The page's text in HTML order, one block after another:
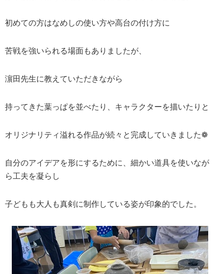
初めての方はなめしの使い方や高台の付け方に
苦戦を強いられる場面もありましたが、
濵田先生に教えていただきながら
持ってきた葉っぱを並べたり、キャラクターを描いたりと
オリジナリティ溢れる作品が続々と完成していきました❁
自分のアイデアを形にするために、細かい道具を使いなが
ら工夫を凝らし
子どもも大人も真剣に制作している姿が印象的でした。